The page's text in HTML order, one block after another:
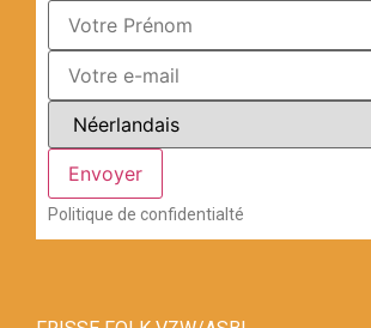
Politique de confidentialté